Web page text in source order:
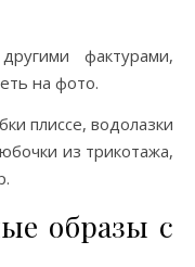
фактурами,
на фото.
плиссе, водолазки
из трикотажа,
образы с